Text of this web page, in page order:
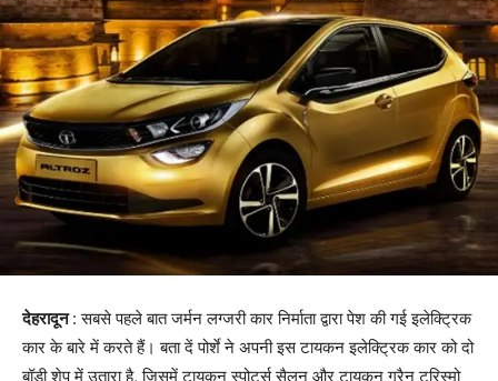
देहरादून: सबसे पहले बात जर्मन लग्जरी कार निर्माता द्वारा पेश की गई इलेक्ट्रिक
कार के बारे में करते हैं। बता दें पोर्शे ने अपनी इस टायकन इलेक्ट्रिक कार को दो
बॉडी शेप में उतारा है, जिसमें टायकन स्पोर्ट्स सैलून और टायकन ग्रैन टूरिस्मो